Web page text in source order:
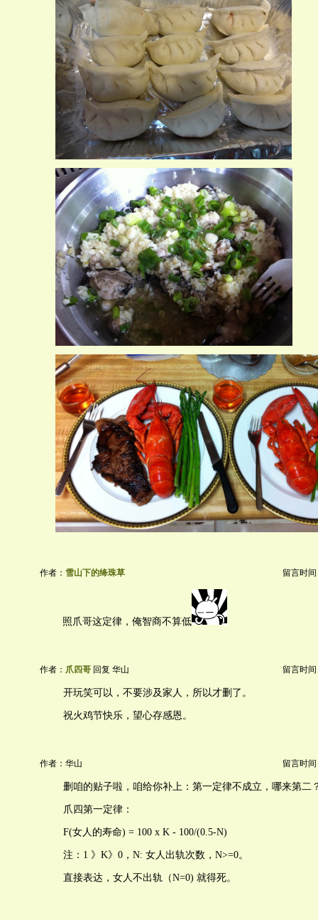
作者： 雪山下的绛珠草 留言时间
照爪哥这定律，俺智商不算低
作者： 爪四哥 回复 华山 留言时间
开玩笑可以，不要涉及家人，所以才删了。
祝火鸡节快乐，望心存感恩。
作者：华山 留言时间
删咱的贴子啦，咱给你补上：第一定律不成立，哪来第二
爪四第一定律：
F(女人的寿命) = 100 x K - 100/(0.5-N)
注：1 》K》0，N: 女人出轨次数，N>=0。
直接表达，女人不出轨（N=0) 就得死。